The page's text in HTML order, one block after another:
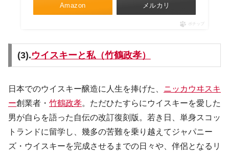
Amazon メルカリ
ポチップ
(3).ウイスキーと私（竹鶴政孝）
日本でのウイスキー醸造に人生を捧げた、 ニッカウヰスキ
ー創業者・ 竹鶴政孝。ただひたすらにウイスキーを愛した
男が自らを語った自伝の改訂復刻版。若き日、単身スコッ
トランドに留学し、幾多の苦難を乗り越えてジャパニー
ズ・ウイスキーを完成させるまでの日々や、伴侶となるリ